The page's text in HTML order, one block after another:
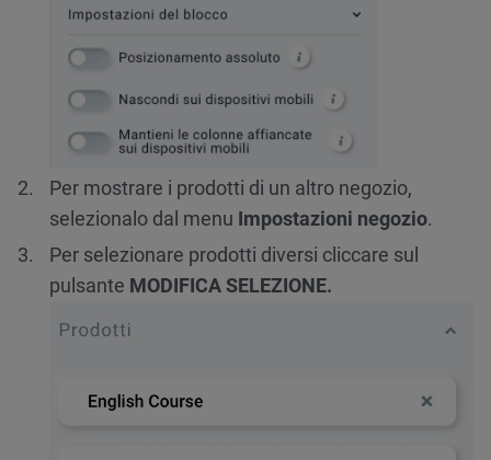
Per mostrare i prodotti di un altro negozio,
selezionalo dal menu Impostazioni negozio.
Per selezionare prodotti diversi cliccare sul
pulsante MODIFICA SELEZIONE.